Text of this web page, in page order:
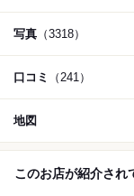
写真 （3318）
口コミ （241）
地図
このお店が紹介され